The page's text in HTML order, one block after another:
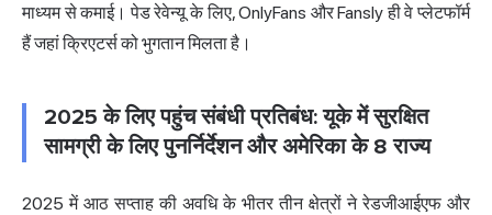
माध्यम से कमाई। पेड रेवेन्यू के लिए, OnlyFans और Fansly ही वे प्लेटफॉर्म
हैं जहां क्रिएटर्स को भुगतान मिलता है।
2025 के लिए पहुंच संबंधी प्रतिबंध: यूके में सुरक्षित
सामग्री के लिए पुनर्निर्देशन और अमेरिका के 8 राज्य
2025 में आठ सप्ताह की अवधि के भीतर तीन क्षेत्रों ने रेडजीआईएफ और